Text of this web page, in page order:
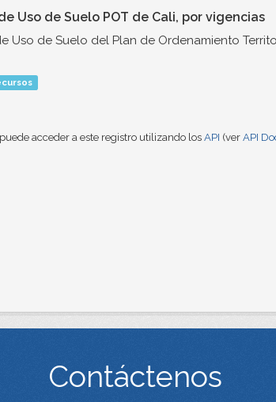
Uso de Suelo POT de Cali, por vigencias
Uso de Suelo del Plan de Ordenamiento
acceder a este registro utilizando losAPI (ver API
Contáctenos